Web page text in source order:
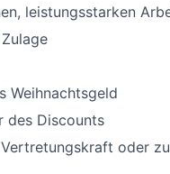
leistungsstarken
Weihnachtsgeld
des Discounts
oder